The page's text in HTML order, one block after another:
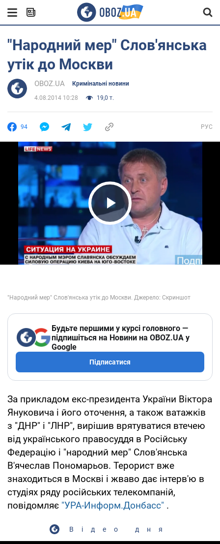
"Народний мер" Слов'янська
утік до Москви
OBOZ.UA Кримінальні новини
4.08.2014 10:28 19,0 т.
94 РУС
Play Video
Будьте першими у курсі головного —
підпишіться на Новини на OBOZ.UA у
Google
Підписатися
За прикладом екс-президента України Віктора
Януковича і його оточення, а також ватажків
з "ДНР" і "ЛНР", вирішив врятуватися втечею
від українського правосуддя в Російську
Федерацію і "народний мер" Слов'янська
В'ячеслав Пономарьов. Терорист вже
знаходиться в Москві і жваво дає інтерв'ю в
студіях ряду російських телекомпаній,
повідомляє "УРА-Информ.Донбасс" .
Відео дня